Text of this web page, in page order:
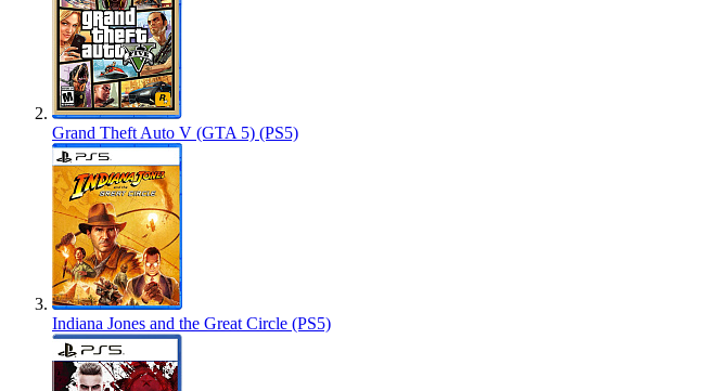
Grand Theft Auto V (GTA 5) (PS5)
Indiana Jones and the Great Circle (PS5)